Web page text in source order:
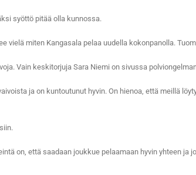
syöttö pitää olla kunnossa.
vielä miten Kangasala pelaa uudella kokonpanolla.
Vain keskitorjuja Sara Niemi on sivussa
ja on kuntoutunut hyvin. On hienoa, että meillä
on, että saadaan joukkue pelaamaan hyvin yhteen ja